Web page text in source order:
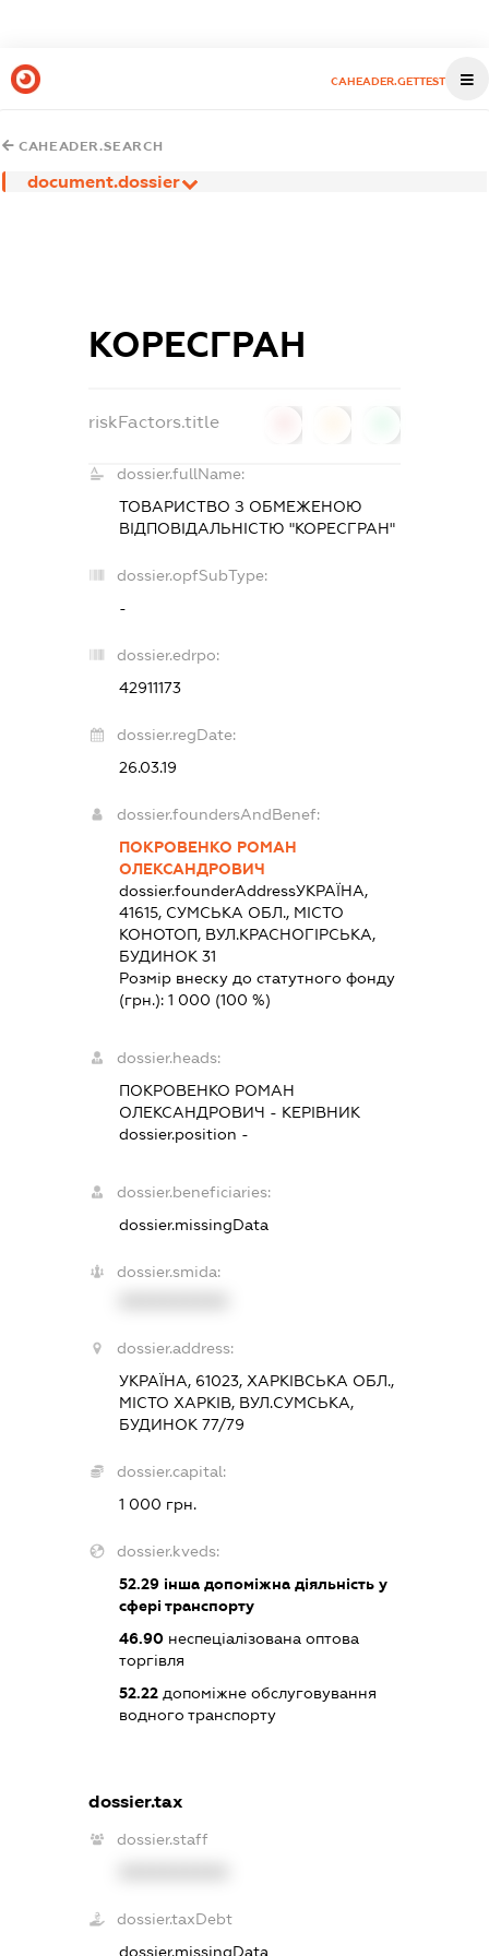
CAHEADER.GETTEST
CAHEADER.SEARCH
document.dossier
КОРЕСГРАН
riskFactors.title
dossier.fullName:
ТОВАРИСТВО З ОБМЕЖЕНОЮ
ВІДПОВІДАЛЬНІСТЮ "КОРЕСГРАН"
dossier.opfSubType:
-
dossier.edrpo:
42911173
dossier.regDate:
26.03.19
dossier.foundersAndBenef:
ПОКРОВЕНКО РОМАН
ОЛЕКСАНДРОВИЧ
dossier.founderAddressУКРАЇНА,
41615, СУМСЬКА ОБЛ., МІСТО
КОНОТОП, ВУЛ.КРАСНОГІРСЬКА,
БУДИНОК 31
Розмір внеску до статутного фонду
(грн.): 1 000 (100 %)
dossier.heads:
ПОКРОВЕНКО РОМАН
ОЛЕКСАНДРОВИЧ - КЕРІВНИК
dossier.position -
dossier.beneficiaries:
dossier.missingData
dossier.smida:
dossier.address:
УКРАЇНА, 61023, ХАРКІВСЬКА ОБЛ.,
МІСТО ХАРКІВ, ВУЛ.СУМСЬКА,
БУДИНОК 77/79
dossier.capital:
1 000 грн.
dossier.kveds:
52.29інша допоміжна діяльність у
сфері транспорту
46.90неспеціалізована оптова
торгівля
52.22допоміжне обслуговування
водного транспорту
dossier.tax
dossier.staff
dossier.taxDebt
dossier.missingData